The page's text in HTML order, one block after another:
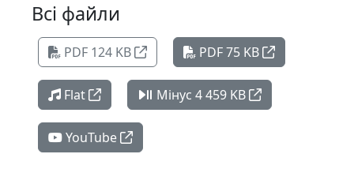
Всі файли
PDF 124 KB PDF 75 KB
Flat Мінус 4 459 KB
YouTube